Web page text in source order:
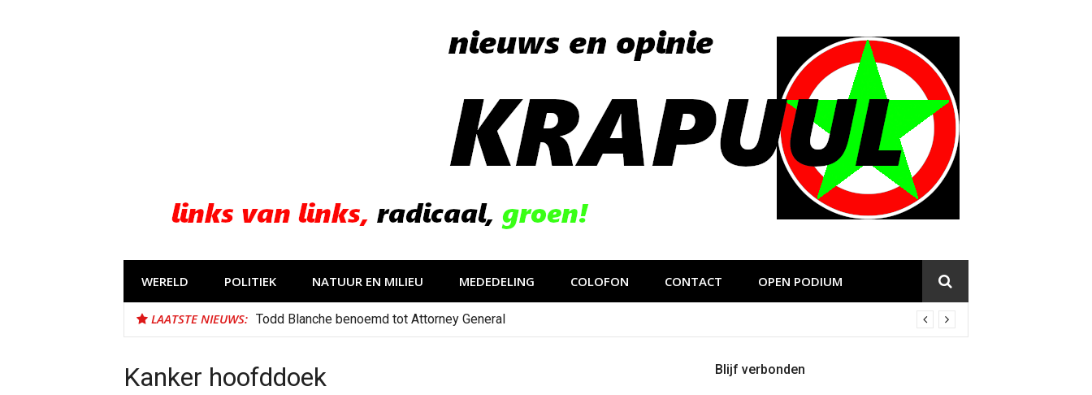
WERELD POLITIEK NATUUR EN MILIEU MEDEDELING COLOFON CONTACT OPEN PODIUM
LAATSTE NIEUWS: Todd Blanche benoemd tot Attorney General
Kanker hoofddoek Blijf verbonden